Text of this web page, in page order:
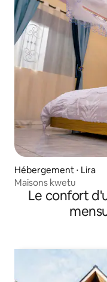
Hébergement ⋅ Lira
Maisons kwetu
Le confort